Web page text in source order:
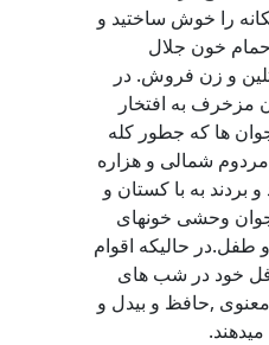
را خوش ساختيد و
حمام خون جلال
و زن فروش. در
مزخرف به افتخار
ها كه جطور كله
شمالى و هزاره
بردند به با كستان و
جوان وحشى خونهاى
حاليكه اقوام
خود در شب هاى
,حافظ و بيدل و